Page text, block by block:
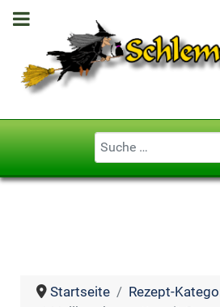
Geben Sie ...
Startseite Rezept-